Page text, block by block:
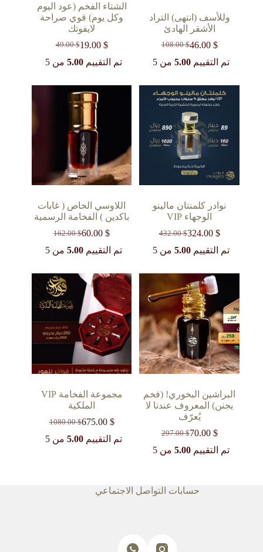
وللأسف (انتهى) التراد
الأشقر الهادئ
108.00$
السعر
الأصلي
46.00 $
السعر
الحالي تم التقييم 5.00من 5
الشتاء الفخم (عود اليوم
وكل يوم) قوي صراحة
لايفوتك
49.00$
السعر
الأصلي
19.00 $
السعر
الحاليتم التقييم5.00 من 5
نوادر كلمنتان مالينو
الوجهاء VIP
432.00$
السعر
الأصلي
432.00 $.
324.00 $
السعر
الحالي
324.00 $.
تم التقييم 5.00من 5
اللاوسي الخاص ( غابات
باكدين ) الفخامة الرسمية
162.00$
السعر
الأصلي
162.00 $.
60.00$
السعر
الحالي
60.00 $.
تم التقييم5.00 من 5
البراشين البخوري! (فخم
يجنن) المعروف عندنا لا
يُعرّف
297.00$
السعر
الأصلي
70.00 $
السعر
الحالي تم التقييم 5.00من 5
مجموعة الفخامة VIP
الملكية
1080.00$
السعر
الأصلي
675.00 $
السعر
الحاليتم التقييم5.00 من 5
حسابات التواصل الاجتماعي